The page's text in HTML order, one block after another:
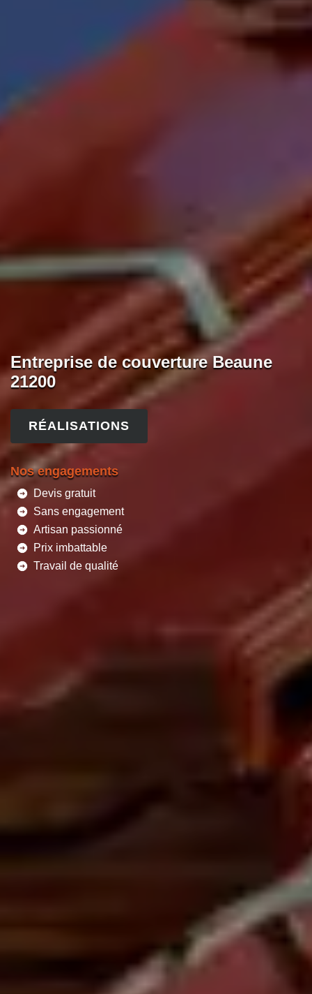
Entreprise de couverture Beaune
21200
RÉALISATIONS
Nos engagements
Devis gratuit
Sans engagement
Artisan passionné
Prix imbattable
Travail de qualité